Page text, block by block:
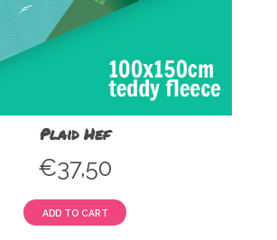
Plaid Hef
€37,50
ADD TO CART